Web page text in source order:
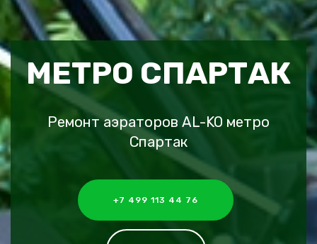
МЕТРО СПАРТАК
Ремонт аэраторов AL-KO метро
Спартак
+7 499 113 44 76